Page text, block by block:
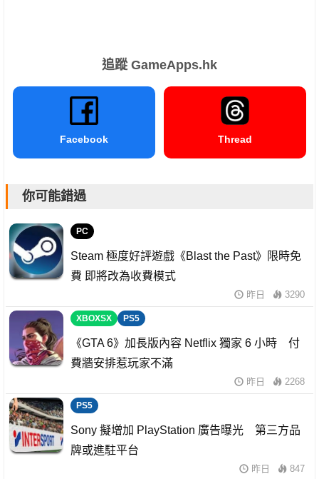
追蹤 GameApps.hk
Facebook Thread
你可能錯過
PC
Steam 極度好評遊戲《Blast the Past》限時免
費 即將改為收費模式
昨日 3290
XBOXSX PS5
《GTA 6》加長版內容 Netflix 獨家 6 小時 付
費牆安排惹玩家不滿
昨日 2268
PS5
Sony 擬增加 PlayStation 廣告曝光 第三方品
牌或進駐平台
昨日 847